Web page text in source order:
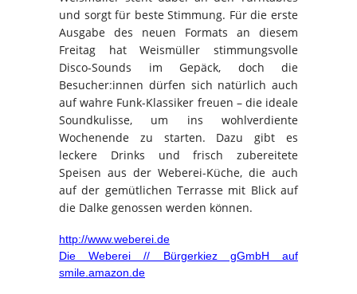
und sorgt für beste Stimmung. Für die erste
Ausgabe des neuen Formats an diesem
Freitag hat Weismüller stimmungsvolle
Disco-Sounds im Gepäck, doch die
Besucher:innen dürfen sich natürlich auch
auf wahre Funk-Klassiker freuen – die ideale
Soundkulisse, um ins wohlverdiente
Wochenende zu starten. Dazu gibt es
leckere Drinks und frisch zubereitete
Speisen aus der Weberei-Küche, die auch
auf der gemütlichen Terrasse mit Blick auf
die Dalke genossen werden können.
http://www.weberei.de
Die Weberei // Bürgerkiez gGmbH auf
smile.amazon.de